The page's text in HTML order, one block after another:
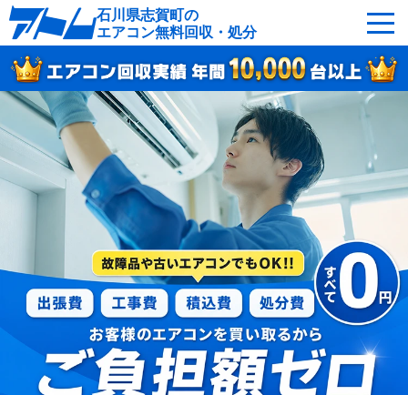
石川県志賀町の
エアコン無料回収・処分
サービスの特徴 回収可能なエアコン
対応エリア 回収の流れ
よくあるご質問 運営会社
志賀町へ無料出張
最短即日 お急ぎの方はこちら
050-5482-9461
受付：24時間年中無休（通話料無料）